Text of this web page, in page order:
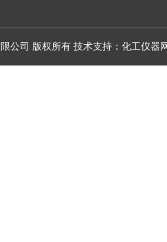
公司 版权所有 技术支持： 化工仪器